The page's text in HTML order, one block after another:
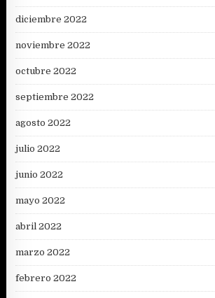
diciembre 2022
noviembre 2022
octubre 2022
septiembre 2022
agosto 2022
julio 2022
junio 2022
mayo 2022
abril 2022
marzo 2022
febrero 2022